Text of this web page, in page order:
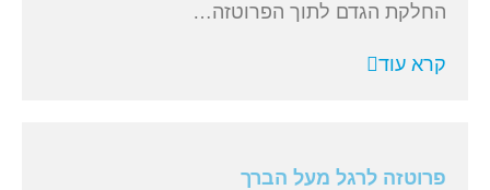
החלקת הגדם לתוך הפרוטזה…
קרא עוד
פרוטזה לרגל מעל הברך